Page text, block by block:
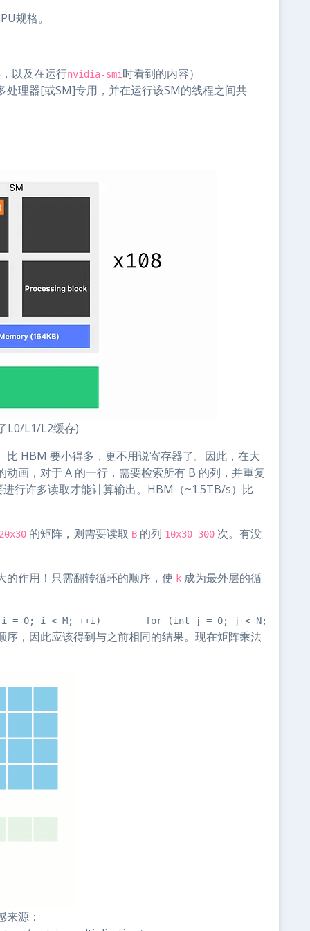
规格。
以及在运行nvidia-smi 时看到的内容）
理器[或SM]专用，并在运行该SM的线程之间共
L0/L1/L2缓存)
HBM 要小得多，更不用说寄存器了。因此，在大
画，对于 A 的一行，需要检索所有 B 的列，并重复
行许多读取才能计算输出。HBM（~1.5TB/s）比
的矩阵，则需要读取 B 的列 10x30=300 次。有没
的作用！只需翻转循环的顺序，使 k 成为最外层的循
i = 0; i < M; ++i)        for (int j = 0; j < N;
，因此应该得到与之前相同的结果。现在矩阵乘法
源：